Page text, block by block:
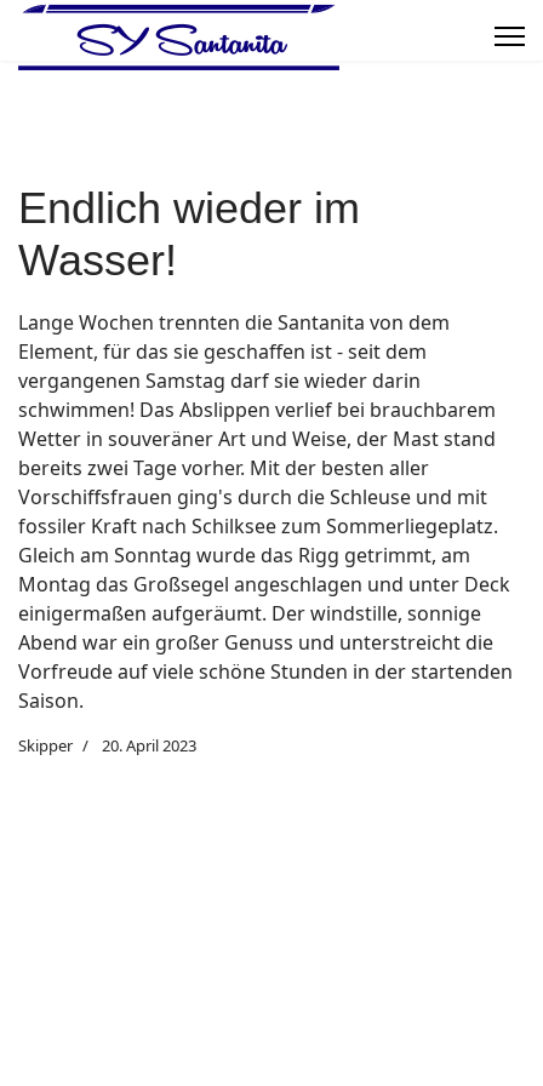
Endlich wieder im
Wasser!
Lange Wochen trennten die Santanita von dem
Element, für das sie geschaffen ist - seit dem
vergangenen Samstag darf sie wieder darin
schwimmen! Das Abslippen verlief bei brauchbarem
Wetter in souveräner Art und Weise, der Mast stand
bereits zwei Tage vorher. Mit der besten aller
Vorschiffsfrauen ging's durch die Schleuse und mit
fossiler Kraft nach Schilksee zum Sommerliegeplatz.
Gleich am Sonntag wurde das Rigg getrimmt, am
Montag das Großsegel angeschlagen und unter Deck
einigermaßen aufgeräumt. Der windstille, sonnige
Abend war ein großer Genuss und unterstreicht die
Vorfreude auf viele schöne Stunden in der startenden
Saison.
Skipper 20. April 2023